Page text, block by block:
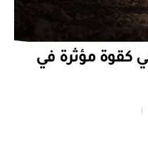
كقوة مؤثرة في